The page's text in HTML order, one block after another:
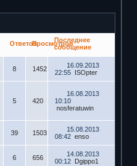
ОтветовПросмотровПоследнее
сообщение
8 1452
16.09.2013
22:55 ISOpter
5 420
16.08.2013
10:10
nosferatuwin
39 1503
15.08.2013
08:42 enso
6 656
14.08.2013
00:12 Dgippo1